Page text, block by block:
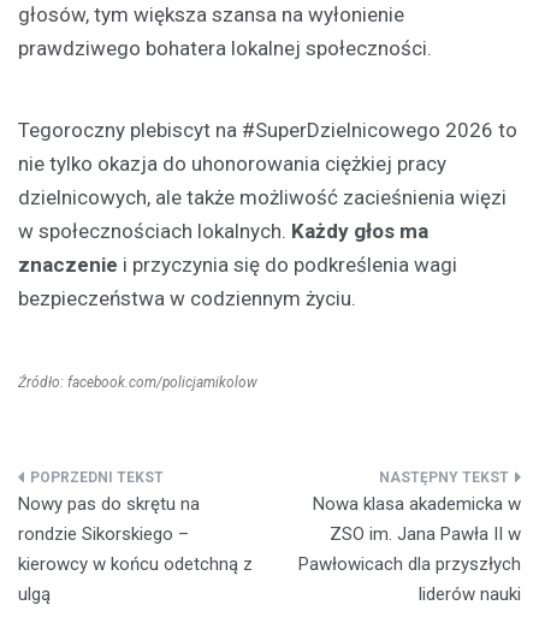
głosów, tym większa szansa na wyłonienie
prawdziwego bohatera lokalnej społeczności.
Tegoroczny plebiscyt na #SuperDzielnicowego 2026 to
nie tylko okazja do uhonorowania ciężkiej pracy
dzielnicowych, ale także możliwość zacieśnienia więzi
w społecznościach lokalnych. Każdy głos ma
znaczenie i przyczynia się do podkreślenia wagi
bezpieczeństwa w codziennym życiu.
Źródło: facebook.com/policjamikolow
Nawigacja
wpisu
Nowy pas do skrętu na
rondzie Sikorskiego –
kierowcy w końcu odetchną z
ulgą
Nowa klasa akademicka w
ZSO im. Jana Pawła II w
Pawłowicach dla przyszłych
liderów nauki